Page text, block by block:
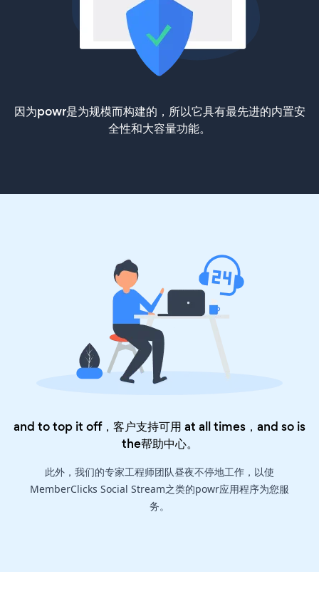
因为powr是为规模而构建的，所以它具有最先进的内置安
全性和大容量功能。
and to top it off，客户支持可用 at all times，and so is
the帮助中心。
此外，我们的专家工程师团队昼夜不停地工作，以使
MemberClicks Social Stream之类的powr应用程序为您服
务。